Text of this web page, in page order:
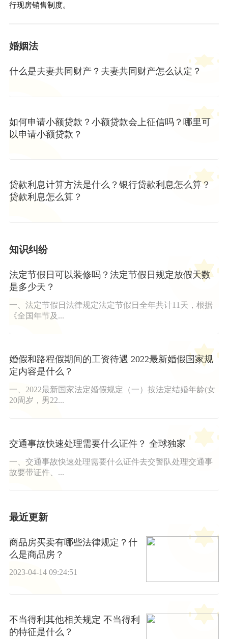
行现房销售制度。
婚姻法
什么是夫妻共同财产？夫妻共同财产怎么认定？
如何申请小额贷款？小额贷款会上征信吗？哪里可
以申请小额贷款？
贷款利息计算方法是什么？银行贷款利息怎么算？
贷款利息怎么算？
知识纠纷
法定节假日可以装修吗？法定节假日规定放假天数
是多少天？
一、法定节假日法律规定法定节假日全年共计11天，根据
《全国年节及...
婚假和路程假期间的工资待遇 2022最新婚假国家规
定内容是什么？
一、2022最新国家法定婚假规定（一）按法定结婚年龄(女
20周岁，男22...
交通事故快速处理需要什么证件？ 全球独家
一、交通事故快速处理需要什么证件去交警队处理交通事
故要带证件、...
最近更新
商品房买卖有哪些法律规定？什
么是商品房？
2023-04-14 09:24:51
不当得利其他相关规定 不当得利
的特征是什么？